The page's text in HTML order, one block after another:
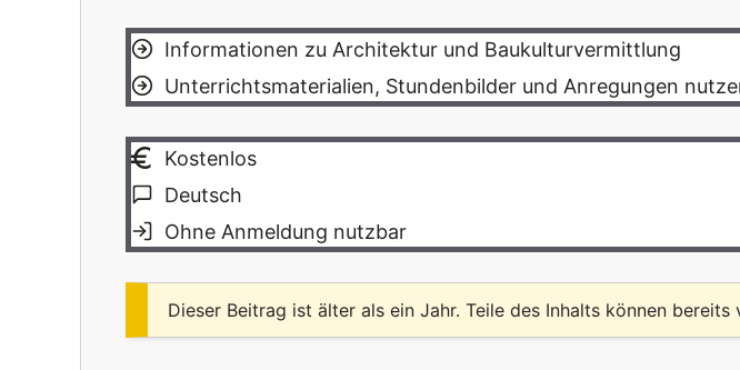
Informationen zu Architektur und Baukulturvermittlung
Unterrichtsmaterialien, Stundenbilder und Anregungen
Kostenlos
Deutsch
Ohne Anmeldung nutzbar
Dieser Beitrag ist älter als ein Jahr. Teile des Inhalts können bereits